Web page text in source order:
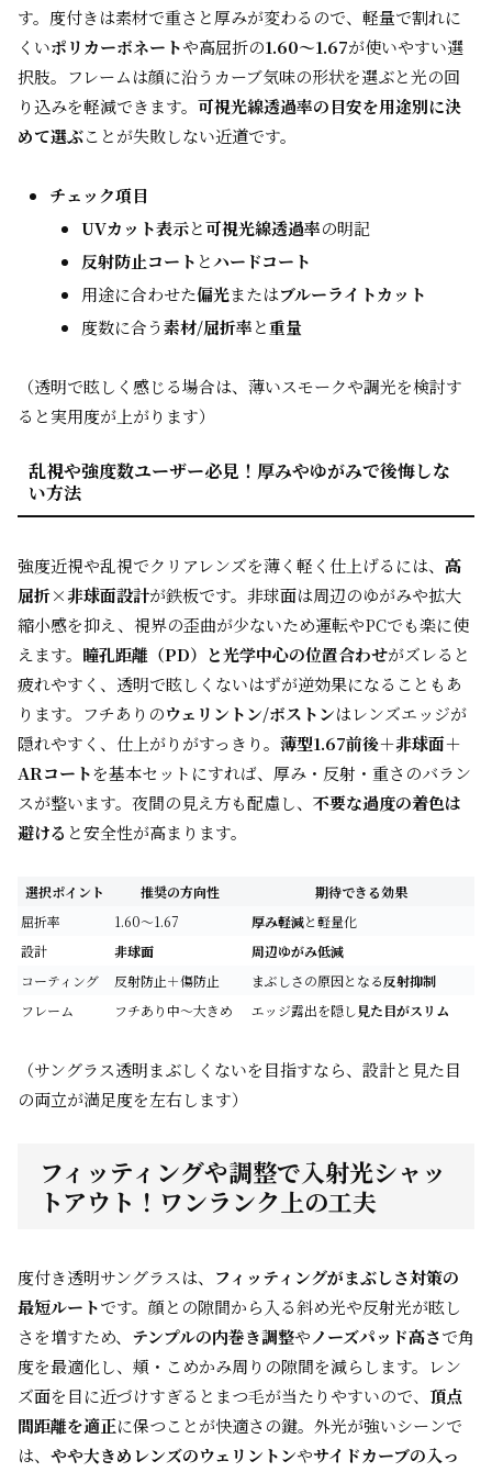
す。度付きは素材で重さと厚みが変わるので、軽量で割れに
くいポリカーボネートや高屈折の1.60〜1.67が使いやすい選
択肢。フレームは顔に沿うカーブ気味の形状を選ぶと光の回
り込みを軽減できます。 可視光線透過率の目安を用途別に決
めて選ぶことが失敗しない近道です。
チェック項目
UVカット表示と可視光線透過率の明記
反射防止コート とハードコート
用途に合わせた偏光またはブルーライトカット
度数に合う素材/屈折率と重量
（透明で眩しく感じる場合は、薄いスモークや調光を検討す
ると実用度が上がります）
乱視や強度数ユーザー必見！厚みやゆがみで後悔しな
い方法
強度近視や乱視でクリアレンズを薄く軽く仕上げるには、 高
屈折×非球面設計が鉄板です。非球面は周辺のゆがみや拡大
縮小感を抑え、視界の歪曲が少ないため運転やPCでも楽に使
えます。 瞳孔距離（PD）と光学中心の位置合わせがズレると
疲れやすく、透明で眩しくないはずが逆効果になることもあ
ります。フチありのウェリントン/ボストンはレンズエッジが
隠れやすく、仕上がりがすっきり。 薄型1.67前後＋非球面＋
ARコートを基本セットにすれば、厚み・反射・重さのバラン
スが整います。夜間の見え方も配慮し、 不要な過度の着色は
避ける と安全性が高まります。
選択ポイント 推奨の方向性
期待できる効果
屈折率
1.60〜1.67 厚み軽減と軽量化
設計
非球面
周辺ゆがみ低減
コーティング
反射防止＋傷防止 まぶしさの原因となる反射抑制
フレーム
フチあり中〜大きめ エッジ露出を隠し見た目がスリム
（サングラス透明まぶしくないを目指すなら、設計と見た目
の両立が満足度を左右します）
フィッティングや調整で入射光シャッ
トアウト！ワンランク上の工夫
度付き透明サングラスは、 フィッティングがまぶしさ対策の
最短ルートです。顔との隙間から入る斜め光や反射光が眩し
さを増すため、 テンプルの内巻き調整やノーズパッド高さで角
度を最適化し、頬・こめかみ周りの隙間を減らします。レン
ズ面を目に近づけすぎるとまつ毛が当たりやすいので、 頂点
間距離を適正に保つことが快適さの鍵。外光が強いシーンで
は、 やや大きめレンズのウェリントンやサイドカーブの入っ